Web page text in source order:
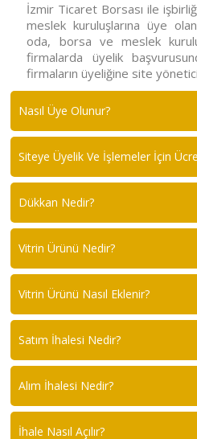
HOME
CATEGORY
ABOUT
US
AUCTIONS
REVERSE
AUCTION
NEWS
FAQ
CONTACT
İzmir Ticaret Borsası ile
meslek kuruluşlarına üye
oda, borsa ve meslek
firmalarda üyelik
firmaların üyeliğine site
Nasıl Üye Olunur?
Siteye Üyelik Ve İşlemeler İçin
Dükkan Nedir?
Vitrin Ürünü Nedir?
Vitrin Ürünü Nasıl Eklenir?
Satım İhalesi Nedir?
Alım İhalesi Nedir?
İhale Nasıl Açılır?